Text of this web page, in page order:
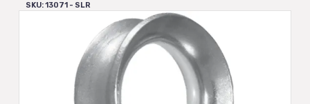
SKU: 13071 - SLR